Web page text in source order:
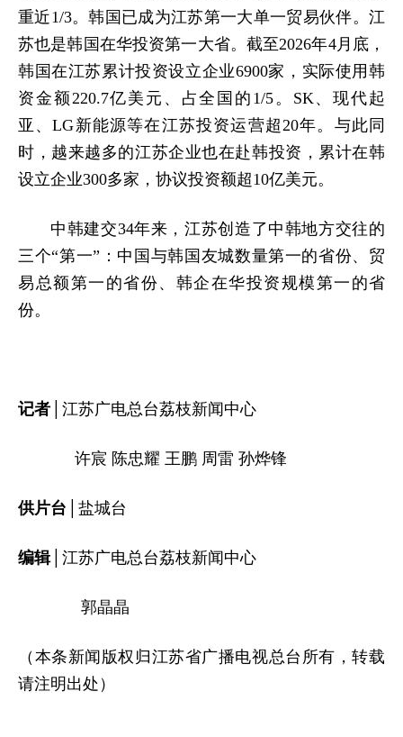
重近1/3。韩国已成为江苏第一大单一贸易伙伴。江
苏也是韩国在华投资第一大省。截至2026年4月底，
韩国在江苏累计投资设立企业6900家，实际使用韩
资金额220.7亿美元、占全国的1/5。SK、现代起
亚、LG新能源等在江苏投资运营超20年。与此同
时，越来越多的江苏企业也在赴韩投资，累计在韩
设立企业300多家，协议投资额超10亿美元。
中韩建交34年来，江苏创造了中韩地方交往的
三个“第一”：中国与韩国友城数量第一的省份、贸
易总额第一的省份、韩企在华投资规模第一的省
份。
记者│ 江苏广电总台荔枝新闻中心
许宸 陈忠耀 王鹏 周雷 孙烨锋
供片台│ 盐城台
编辑│ 江苏广电总台荔枝新闻中心
郭晶晶
（本条新闻版权归江苏省广播电视总台所有，转载
请注明出处）